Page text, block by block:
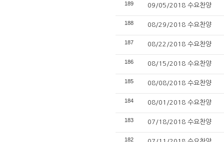
189 09/05/2018 수요찬양
188 08/29/2018 수요찬양
187 08/22/2018 수요찬양
186 08/15/2018 수요찬양
185 08/08/2018 수요찬양
184 08/01/2018 수요찬양
183 07/18/2018 수요찬양
182